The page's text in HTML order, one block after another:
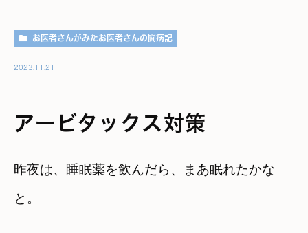
お医者さんがみたお医者さんの闘病記
2023.11.21
アービタックス対策
昨夜は、睡眠薬を飲んだら、まあ眠れたかな
と。